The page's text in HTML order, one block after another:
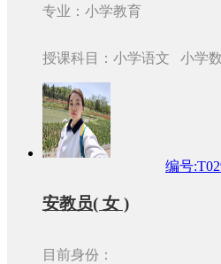
专业：小学教育
授课科目：小学语文 小学
编号
安教员( 女 )
目前身份：